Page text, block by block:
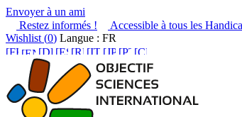
Envoyer à un ami
Restez informés !
Accessible à tous les
Wishlist (0) Langue : FR